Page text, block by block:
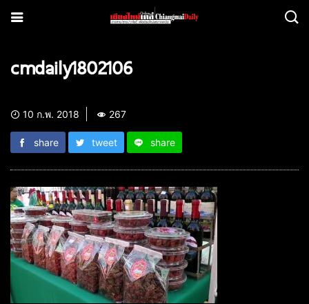
cmdaily1802106
10 ก.พ. 2018 267
share tweet share